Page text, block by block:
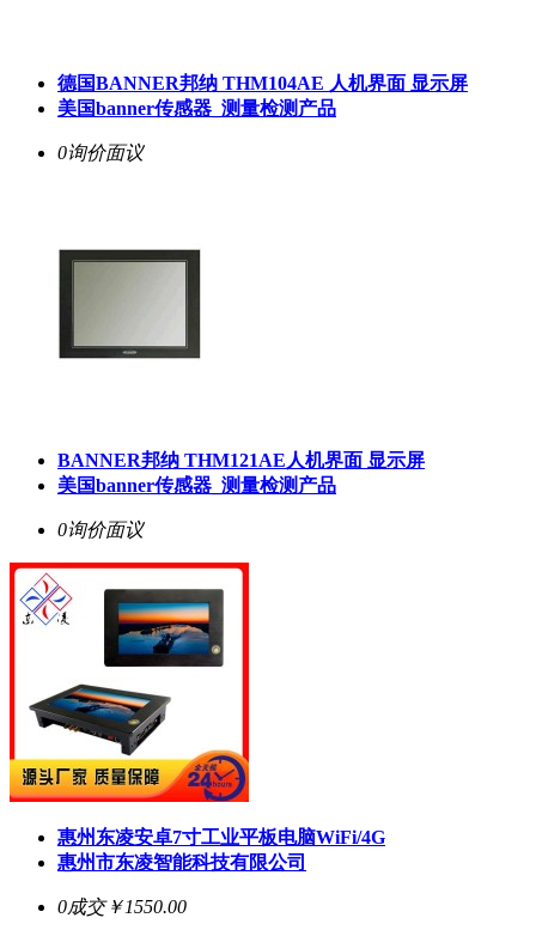
德国BANNER邦纳 THM104AE 人机界面 显示屏
美国banner传感器_测量检测产品
0询价面议
BANNER邦纳 THM121AE人机界面 显示屏
美国banner传感器_测量检测产品
0询价面议
惠州东凌安卓7寸工业平板电脑WiFi/4G
惠州市东凌智能科技有限公司
0成交￥1550.00